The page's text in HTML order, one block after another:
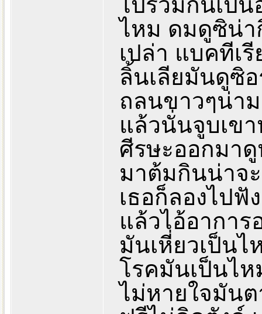
ไหม ดมดูซิน่า
เปล่า แบคทีเรี
ลิ้นเลียมันดูซิ
ถลนขาวๆน่า
แล้วนั่นจูบเข
ศีรษะออกมาดู
มาต้มกินน่าจ
เธอก็ลองไปฟั
แล้วไอ้อากา
มันเหี่ยวเป็น
โรคมันเป็นไ
ไม่หายใจมันต